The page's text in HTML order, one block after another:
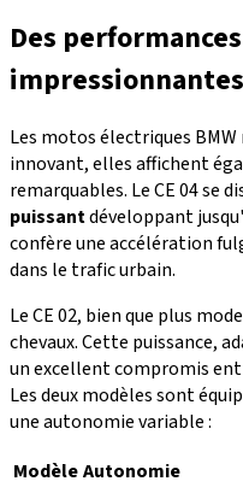
Des
impressionnantes
Les motos électriques
innovant, elles affichent
remarquables. Le CE 04 se
puissantdéveloppant
confère une accélération
dans le trafic urbain.
Le CE 02, bien que plus
chevaux. Cette puissance,
un excellent compromis
Les deux modèles sont
une autonomie variable :
ModèleAutonomie